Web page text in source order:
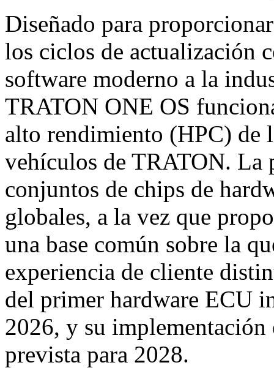
Diseñado para
los ciclos de actualización
software moderno a la
TRATON ONE OS
alto rendimiento (HPC) de
vehículos de TRATON. La
conjuntos de chips de
globales, a la vez que
una base común sobre la
experiencia de cliente
del primer hardware ECU
2026, y su implementación
prevista para 2028.